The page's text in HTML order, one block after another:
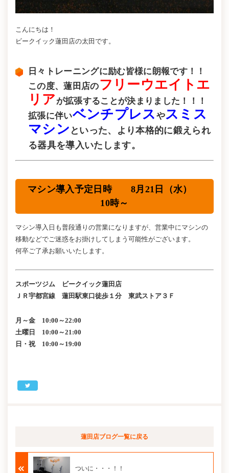
こんにちは！
ビークイック蓮田店の太田です。
日々トレーニングに励む皆様に朗報です！！
この度、蓮田店のフリーウエイトエ
リアが拡張することが決まりました！！！
拡張に伴いベンチプレス やスミス
マシン といった、より本格的に鍛えられ
る器具を導入いたします。
マシン導入予定日時 8月21日（水）
10時～
マシン導入日も普段通りの営業になりますが、営業中にマシンの
移動などでご迷惑をお掛けしてしまう可能性がございます。
何卒ご了承お願いいたします。
スポーツジム ビークイック蓮田店
ＪＲ宇都宮線 蓮田駅東口徒歩１分 東武ストア３Ｆ
月～金 10:00～22:00
土曜日 10:00～21:00
日・祝 10:00～19:00
蓮田店ブログ一覧に戻る
ついに・・・！！